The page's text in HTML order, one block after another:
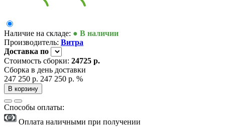
Наличие на складе: ● В наличии
Производитель: Витра
Доставка по
Стоимость сборки: 24725 р.
Сборка в день доставки
247 250 р. 247 250 р. %
В корзину
Способы оплаты:
Оплата наличными при получении